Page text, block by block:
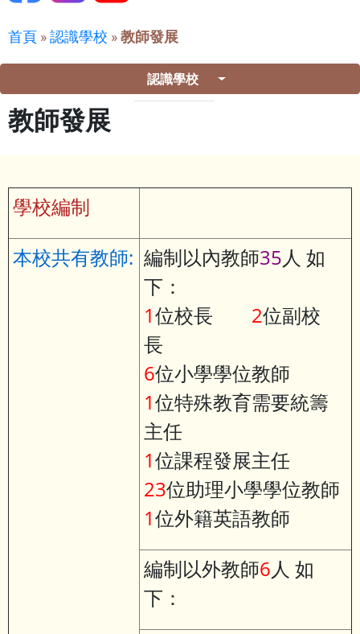
首頁 »認識學校 »教師發展
認識學校
教師發展
學校編制
本校共有教師: 編制以內教師35人 如
下：
1位校長 2位副校
長
6位小學學位教師
1位特殊教育需要統籌
主任
1位課程發展主任
23位助理小學學位教師
1位外籍英語教師
編制以外教師6人 如
下：